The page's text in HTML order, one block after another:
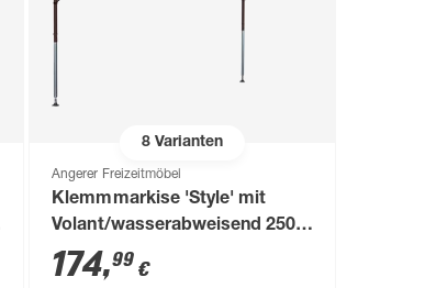
8 Varianten
Angerer Freizeitmöbel
Klemmmarkise 'Style' mit
Volant/wasserabweisend 250 x
150 cm
174,99 €